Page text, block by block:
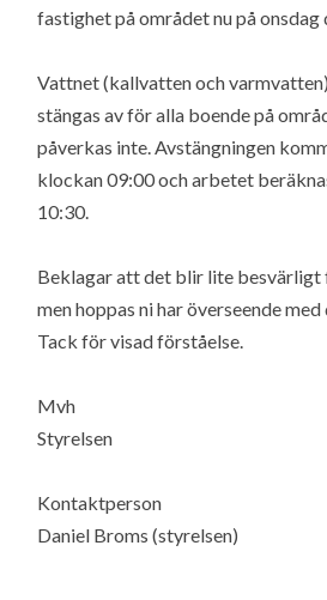
fastighet på området nu på onsdag
Vattnet (kallvatten och
stängas av för alla boende på
påverkas inte. Avstängningen
klockan 09:00 och arbetet
10:30.
Beklagar att det blir lite besvärligt
men hoppas ni har överseende med
Tack för visad förståelse.
Mvh
Styrelsen
Kontaktperson
Daniel Broms (styrelsen)